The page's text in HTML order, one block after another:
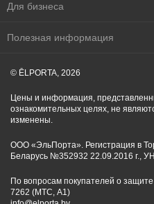
Для бизнеса
Полезная информация
© ĒLPORTA, 2026
Цены и информация,
ознакомительных целях, не
изменены.
ООО «ЭльПорта». Регистрация в
Беларусь №352932 22.09.2016 г.,
По вопросам покупателей о
7262 (МТС, A1)